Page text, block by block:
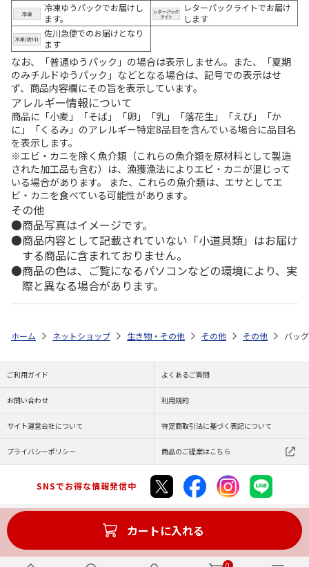
冷凍ゆうパックでお届けし
ます。
レターパックライトでお届け
します
佐川急便でのお届けとなり
ます
なお、「普通ゆうパック」の場合は表示しません。また、「夏期
のみチルドゆうパック」などとなる場合は、記号での表示はせ
ず、商品内容欄にその旨を表示しています。
アレルギー情報について
商品に「小麦」「そば」「卵」「乳」「落花生」「えび」「か
に」「くるみ」のアレルギー特定8品目を含んでいる場合に品目名
を表示します。
※エビ・カニを除く魚介類（これらの魚介類を原材料として製造
された加工品も含む）は、漁獲漁法によりエビ・カニが混じって
いる場合があります。 また、これらの魚介類は、エサとしてエ
ビ・カニを食べている可能性があります。
その他
商品写真はイメージです。
商品内容として記載されていない「小道具類」はお届け
する商品に含まれておりません。
商品の色は、ご覧になるパソコンなどの環境により、実
際と異なる場合があります。
カートに入れる
ホーム ネットショップ 生き物・その他 その他 その他 バッ
ご利用ガイド よくあるご質問
お問い合わせ 利用規約
サイト運営会社について 特定商取引法に基づく表記について
プライバシーポリシー 商品のご提案はこちら
SNSでお得な情報発信中